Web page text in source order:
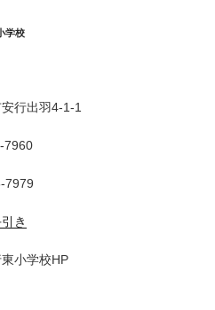
学校
行出羽4-1-1
7960
7979
き
小学校HP